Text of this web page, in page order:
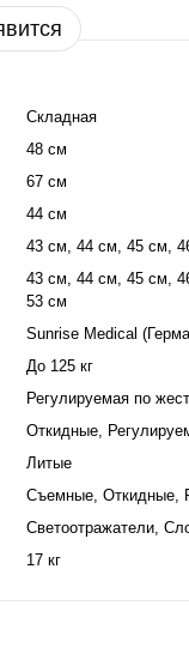
Складная
48 см
67 см
44 см
43 см, 44 см, 45 см,
43 см, 44 см, 45 см,
53 см
Sunrise Medical
До 125 кг
Регулируемая по
Откидные,
Литые
Съемные, Откидные,
Светоотражатели,
17 кг